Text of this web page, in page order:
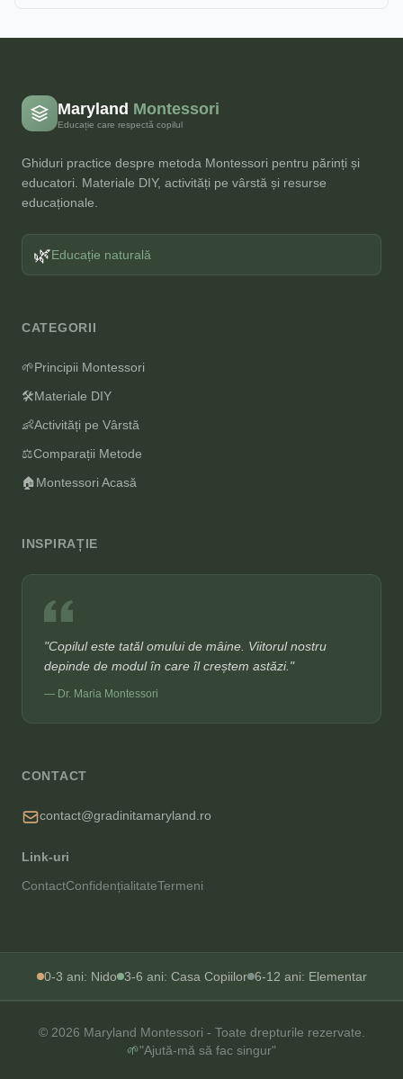
Maryland Montessori
Educație care respectă copilul
Ghiduri practice despre metoda Montessori pentru părinți și
educatori. Materiale DIY, activități pe vârstă și resurse
educaționale.
🌿Educație naturală
CATEGORII
🌱Principii Montessori
🛠️Materiale DIY
👶Activități pe Vârstă
⚖️Comparații Metode
🏠Montessori Acasă
INSPIRAȚIE
"Copilul este tatăl omului de mâine. Viitorul nostru
depinde de modul în care îl creștem astăzi."
— Dr. Maria Montessori
CONTACT
contact@gradinitamaryland.ro
Link-uri
ContactConfidențialitateTermeni
0-3 ani: Nido 3-6 ani: Casa Copiilor 6-12 ani: Elementar
© 2026 Maryland Montessori - Toate drepturile rezervate.
🌱"Ajută-mă să fac singur"